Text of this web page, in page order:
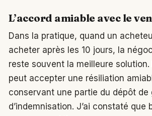
L’accord amiable avec le
Dans la pratique, quand un
acheter après les 10 jours, la
reste souvent la meilleure solution.
peut accepter une résiliation
conservant une partie du dépôt de
d’indemnisation. J’ai constaté que